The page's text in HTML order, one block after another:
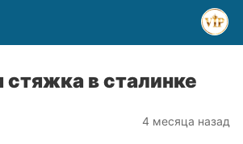
стяжка в сталинке
4 месяца назад